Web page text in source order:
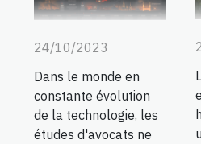
24/10/2023
Dans le monde en
constante évolution
de la technologie, les
études d'avocats ne